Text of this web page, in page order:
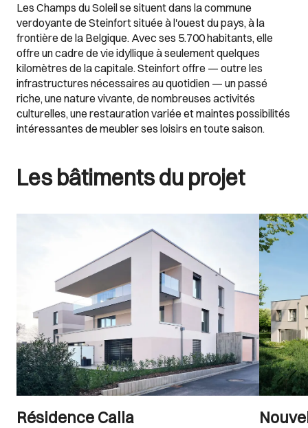
Les Champs du Soleil se situent dans la commune
verdoyante de Steinfort située à l'ouest du pays, à la
frontière de la Belgique. Avec ses 5.700 habitants, elle
offre un cadre de vie idyllique à seulement quelques
kilomètres de la capitale. Steinfort offre — outre les
infrastructures nécessaires au quotidien — un passé
riche, une nature vivante, de nombreuses activités
culturelles, une restauration variée et maintes possibilités
intéressantes de meubler ses loisirs en toute saison.
Les bâtiments du projet
Résidence Calla